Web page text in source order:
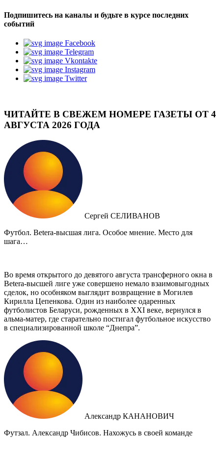
Подпишитесь на каналы и будьте в курсе последних
событий
Facebook
Telegram
Vkontakte
Instagram
Twitter
ЧИТАЙТЕ В СВЕЖЕМ НОМЕРЕ ГАЗЕТЫ ОТ 4
АВГУСТА 2026 ГОДА
Сергей СЕЛИВАНОВ
Футбол. Betera-высшая лига. Особое мнение. Место для
шага…
Во время открытого до девятого августа трансферного окна в
Betera-высшей лиге уже совершено немало взаимовыгодных
сделок, но особняком выглядит возвращение в Могилев
Кирилла Цепенкова. Один из наиболее одаренных
футболистов Беларуси, рожденных в XXI веке, вернулся в
альма-матер, где старательно постигал футбольное искусство
в специализированной школе “Днепра”.
Александр КАНАНОВИЧ
Футзал. Александр Чибисов. Нахожусь в своей команде